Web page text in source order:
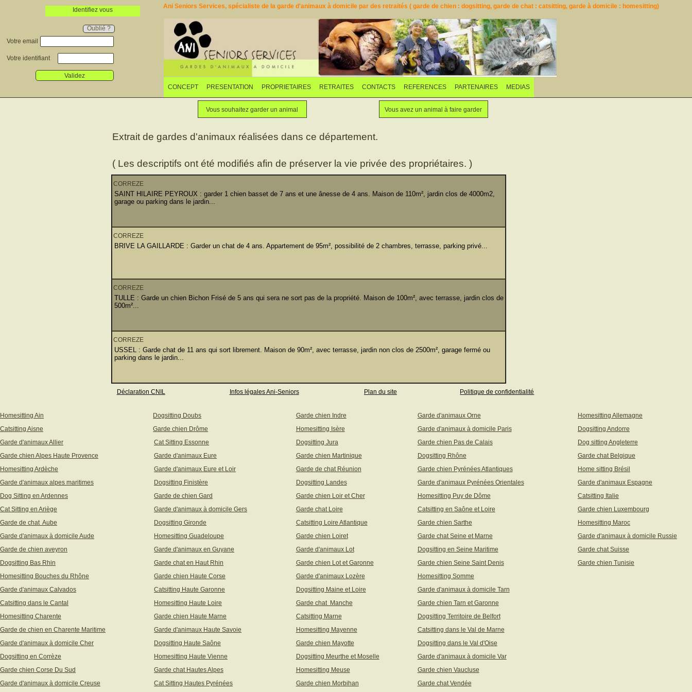
Identifiez vous
Oublié ?
Votre email
Votre identifiant
Validez
Ani Seniors Services, spécialiste de la garde d'animaux à domicile par des retraités ( garde de chien : dogsitting, garde de chat : catsitting, garde à domicile : homesitting)
CONCEPT PRESENTATION PROPRIETAIRES
Faites garder votre animal
RETRAITES
Vous souhaitez garder un animal
CONTACTS REFERENCES PARTENAIRES MEDIAS
Vous souhaitez garder un animal Vous avez un animal à faire garder
Extrait de gardes d'animaux réalisées dans ce département.
( Les descriptifs ont été modifiés afin de préserver la vie privée des propriétaires. )
CORREZE
SAINT HILAIRE PEYROUX : garder 1 chien basset de 7 ans et une ânesse de 4 ans. Maison de 110m², jardin clos de 4000m2,
garage ou parking dans le jardin...
CORREZE
BRIVE LA GAILLARDE : Garder un chat de 4 ans. Appartement de 95m², possibilité de 2 chambres, terrasse, parking privé...
CORREZE
TULLE : Garde un chien Bichon Frisé de 5 ans qui sera ne sort pas de la propriété. Maison de 100m², avec terrasse, jardin clos de
500m²...
CORREZE
USSEL : Garde chat de 11 ans qui sort librement. Maison de 90m², avec terrasse, jardin non clos de 2500m², garage fermé ou
parking dans le jardin...
Déclaration CNIL Infos légales Ani-Seniors Plan du site Politique de confidentialité
Homesitting Ain Dogsitting Doubs Garde chien Indre Garde d'animaux Orne
Homesitting Allemagne
Catsitting Aisne
Garde chien Drôme Homesitting Isère Garde d'animaux à domicile Paris
Dogsitting Andorre
Garde d'animaux Allier
Cat Sitting Essonne Dogsitting Jura Garde chien Pas de Calais
Dog sitting Angleterre
Garde chien Alpes Haute Provence
Garde d'animaux Eure Garde chien Martinique Dogsitting Rhône
Garde chat Belgique
Homesitting Ardèche
Garde d'animaux Eure et Loir Garde de chat Réunion Garde chien Pyrénées Atlantiques
Home sitting Brésil
Garde d'animaux alpes maritimes
Dogsitting Finistère Dogsitting Landes Garde d'animaux Pyrénées Orientales
Garde d'animaux Espagne
Dog Sitting en Ardennes
Garde de chien Gard Garde chien Loir et Cher Homesitting Puy de Dôme
Catsitting Italie
Cat Sitting en Ariège
Garde d'animaux à domicile Gers Garde chat Loire Catsitting en Saône et Loire
Garde chien Luxembourg
Garde de chat Aube
Dogsitting Gironde Catsitting Loire Atlantique Garde chien Sarthe
Homesitting Maroc
Garde d'animaux à domicile Aude
Homesitting Guadeloupe Garde chien Loiret Garde chat Seine et Marne
Garde d'animaux à domicile Russie
Garde de chien aveyron
Garde d'animaux en Guyane Garde d'animaux Lot Dogsitting en Seine Maritime
Garde chat Suisse
Dogsitting Bas Rhin
Garde chat en Haut Rhin Garde chien Lot et Garonne Garde chien Seine Saint Denis
Garde chien Tunisie
Homesitting Bouches du Rhône
Garde chien Haute Corse Garde d'animaux Lozère
Homesitting Somme
Garde d'animaux Calvados
Catsitting Haute Garonne Dogsitting Maine et Loire
Garde d'animaux à domicile Tarn
Catsitting dans le Cantal
Homesitting Haute Loire Garde chat Manche
Garde chien Tarn et Garonne
Homesitting Charente
Garde chien Haute Marne Catsitting Marne
Dogsitting Territoire de Belfort
Garde de chien en Charente Maritime
Garde d'animaux Haute Savoie Homesitting Mayenne
Catsitting dans le Val de Marne
Garde d'animaux à domicile Cher
Dogsitting Haute Saône Garde chien Mayotte
Dogsitting dans le Val d'Oise
Dogsitting en Corrèze
Homesitting Haute Vienne Dogsitting Meurthe et Moselle
Garde d'animaux à domicile Var
Garde chien Corse Du Sud
Garde chat Hautes Alpes Homesitting Meuse
Garde chien Vaucluse
Garde d'animaux à domicile Creuse
Cat Sitting Hautes Pyrénées Garde chien Morbihan Garde chat Vendée